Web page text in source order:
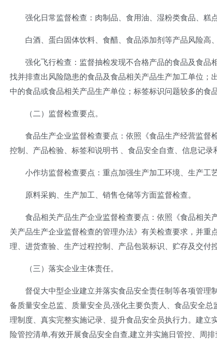
强化日常监督检查：肉制品、食用油、湿粉类食品、糕
白酒、蛋白固体饮料、食醋、食品添加剂等产品风险高
强化飞行检查：监督抽检发现不合格产品的食品及食品
找并排查出风险隐患的食品及食品相关产品生产加工单位；
中的食品或食品相关产品生产单位；标签标识问题较多的食
（二）监督检查要点。
食品生产企业监督检查要点：依照《食品生产经营监督
控制、产品检验、标签和说明书 、食品安全自查、信息记
小作坊监督检查要点：重点加强生产加工环境、生产工
原料采购、生产加工、销售仓储等方面监督检查。
食品相关产品生产企业监督检查要点：依照《食品相关
关产品生产企业监督检查的管理办法》有关检查要求，并
理、进货查验、生产过程控制、产品包装标识、贮存及交
（三）落实企业主体责任。
督促大中型企业建立并落实食品安全责任制等各项管理
备质量安全总监、质量安全员,强化主要负责人、食品安全
理制度、真实完整实施记录、提升食品安全员执行力。建
险管控清单,有效开展食品安全自查,建立并实施日管控、周